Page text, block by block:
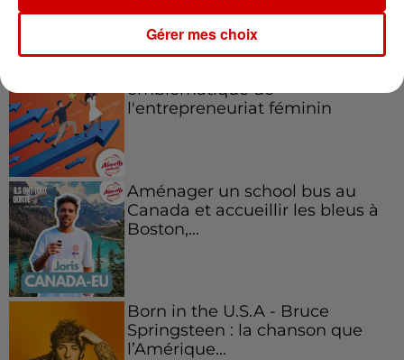
Podcasts
emblématique de
l'entrepreneuriat féminin
Aménager un school bus au
Canada et accueillir les bleus à
Boston,...
Born in the U.S.A - Bruce
Springsteen : la chanson que
l’Amérique...
Gérer mes choix